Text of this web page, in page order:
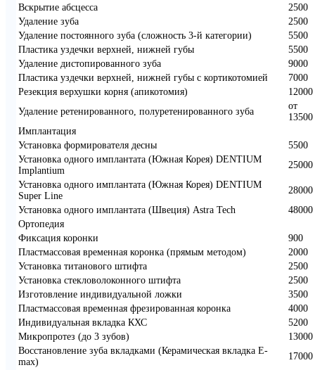
Вскрытие абсцесса
2500
Удаление зуба
2500
Удаление постоянного зуба (сложность 3-й категории)
5500
Пластика уздечки верхней, нижней губы
5500
Удаление дистопированного зуба
9000
Пластика уздечки верхней, нижней губы с кортикотомией
7000
Резекция верхушки корня (апикотомия)
12000
Удаление ретенированного, полуретенированного зуба
от
13500
Имплантация
Установка формирователя десны
5500
Установка одного имплантата (Южная Корея) DENTIUM
Implantium
25000
Установка одного имплантата (Южная Корея) DENTIUM
Super Line
28000
Установка одного имплантата (Швеция) Astra Tech
48000
Ортопедия
Фиксация коронки
900
Пластмассовая временная коронка (прямым методом)
2000
Установка титанового штифта
2500
Установка стекловолоконного штифта
2500
Изготовление индивидуальной ложки
3500
Пластмассовая временная фрезированная коронка
4000
Индивидуальная вкладка КХС
5200
Микропротез (до 3 зубов)
13000
Восстановление зуба вкладками (Керамическая вкладка E-
max)
17000